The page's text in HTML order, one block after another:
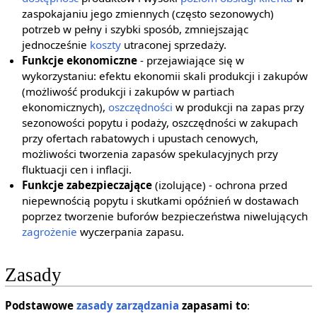
zaspokajaniu jego zmiennych (często sezonowych)
potrzeb w pełny i szybki sposób, zmniejszając
jednocześnie koszty utraconej sprzedaży.
Funkcje ekonomiczne - przejawiające się w
wykorzystaniu: efektu ekonomii skali produkcji i zakupów
(możliwość produkcji i zakupów w partiach
ekonomicznych),oszczędności w produkcji na zapas przy
sezonowości popytu i podaży, oszczędności w zakupach
przy ofertach rabatowych i upustach cenowych,
możliwości tworzenia zapasów spekulacyjnych przy
fluktuacji cen i inflacji.
Funkcje zabezpieczające (izolujące) - ochrona przed
niepewnością popytu i skutkami opóźnień w dostawach
poprzez tworzenie buforów bezpieczeństwa niwelujących
zagrożenie wyczerpania zapasu.
Zasady
Podstawowe zasady zarządzania zapasami to: